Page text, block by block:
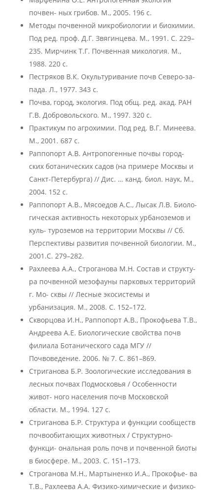
почвен- ных грибов. М., 2005. 196 с.
Методы почвенной микробиологии и биохимии.
Под ред. проф. Д.Г. Звягинцева. М., 1991. С. 229–
235. Мирчинк Т.Г. Почвенная микология. М.,
1988. 220 с.
Пестряков В.К. Окультуривание почв Северо-за-
пада. Л., 1977. 343 с.
Почва, город, экология. Под общ. ред. акад. РАН
Г.В. Добровольского. М., 1997. 320 с.
Практикум по агрохимии. Под ред. В.Г. Минеева.
М., 2001. 687 с.
Раппопорт А.В. Антропогенные почвы город-
ских ботанических садов (на примере Москвы и
Санкт-Петербурга) // Дис. … канд. биол. наук, М.,
2004. 152 с.
Раппопорт А.В., Мясоедов А.С., Лысак Л.В. Биоло-
гическая активность некоторых урбаноземов и
куль- туроземов на территории Москвы // Сб.
Перспективы развития почвенной биологии. М.,
2001.С. 279–282.
Рахлеева А.А., Строганова М.Н. Состав и структу-
ра почвенной мезофауны парковых территорий
г. Мо- сквы // Лесные экосистемы и
урбанизация. М., 2008. С. 152–172.
Скворцова И.Н., Раппопорт А.В., Прокофьева Т.В.,
Андреева А.Е. Биологические свойства почв
филиала Ботанического сада МГУ //
Почвоведение. 2006. № 7. С. 861–869.
Стриганова Б.Р. Зоологические исследования в
лесных почвах Подмосковья / Особенности
живот- ного населения почв Московской
области. М., 1994. 127 с.
Стриганова Б.Р. Структура и функции сообществ
почвообитающих животных / Структурно-
функци- ональная роль почв и почвенной биоты
в биосфере. М., 2003. С. 151–173.
Строганова М.Н., Мартыненко И.А., Прокофье- ва
Т.В., Рахлеева А.А. Физико-химические и физико-